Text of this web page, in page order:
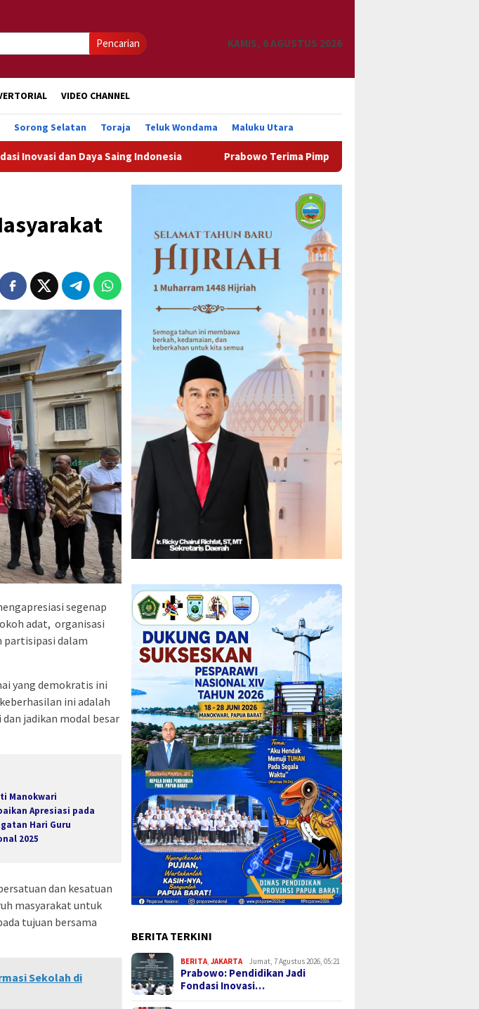
Pencarian KAMIS, 6 AGUSTUS 2026
VIDEO CHANNEL
Sorong Selatan Toraja Teluk Wondama Maluku Utara
Saing Indonesia Prabowo Terima Pimpinan TNI, Bahas Jembatan Desa hingga
segenap
adat, organisasi
partisipasi dalam
yang demokratis ini
ini adalah
jadikan modal besar
Manokwari
Apresiasi pada
Hari Guru
2025
dan kesatuan
masyarakat untuk
tujuan bersama
Sekolah di
BERITA TERKINI
BERITA ,JAKARTA Jumat, 7 Agustus 2026, 05:21
Prabowo: Pendidikan Jadi
Fondasi Inovasi…